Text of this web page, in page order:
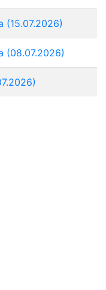
(15.07.2026)
(08.07.2026)